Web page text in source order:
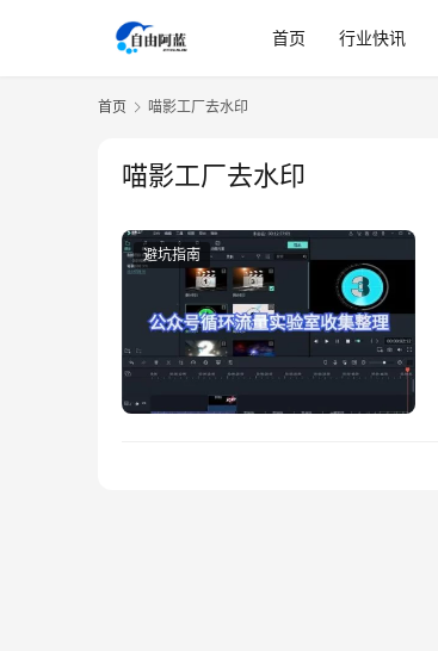
首页 行业快讯
首页 喵影工厂去水印
喵影工厂去水印
避坑指南